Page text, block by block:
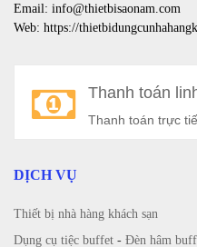
Email: info@thietbisaonam.com
Web: https://
Thanh toán
Thanh toán trực
DỊCH VỤ
Thiết bị nhà hàng khách sạn
Dụng cụ tiệc buffet - Đèn hâm